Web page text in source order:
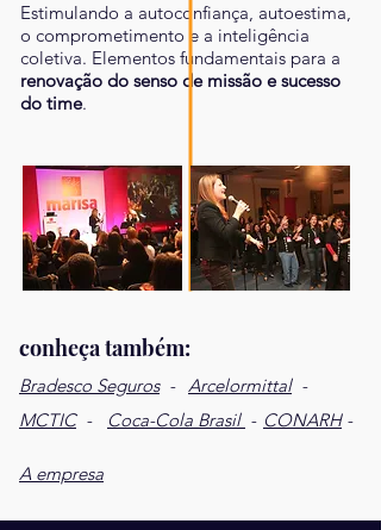
Estimulando a autoconfiança, autoestima,
o comprometimento e a inteligência
coletiva. Elementos fundamentais para a
renovação do senso de missão e sucesso
do time.
conheça também:
Bradesco Seguros- Arcelormittal-
MCTIC- Coca-Cola Brasil - CONARH-
A empresa